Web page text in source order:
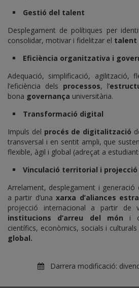
Gestió del talent
Desplegament de polítiques per
consolidar, motivar i fidelitzar el talent
Eficiència organitzativa i
Adequació, simplificació, agilització,
l’eficiència dels processos, l’
bona governança universitària.
Transformació digital
Impuls del procés de digitalització
transversal i en sentit ampli, que
flexible, àgil i global (adreçat a
Vinculació territorial i
Arrelament, desplegament i generació
a partir d’unaxarxa d’aliances
projecció internacional a partir de
institucions d’arreu del món i
científics, econòmics, socials i
global.
Darrera modificació: